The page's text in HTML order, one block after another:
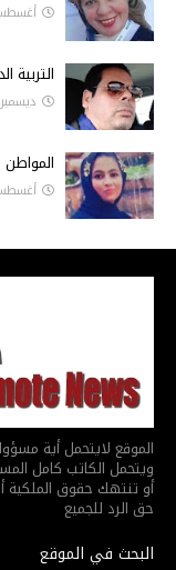
أغسطس 23,
التربية
ديسمبر 02, 2021
المواطن
أغسطس 23,
الموقع لايتحمل أية
ويتحمل الكاتب كامل
أو تنتهك حقوق الملكية
حق الرد للجميع
البحث في الموقع